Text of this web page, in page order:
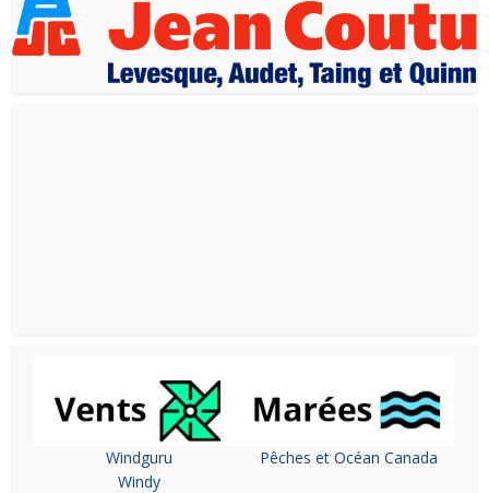
Windguru
Windy
Pêches et Océan Canada